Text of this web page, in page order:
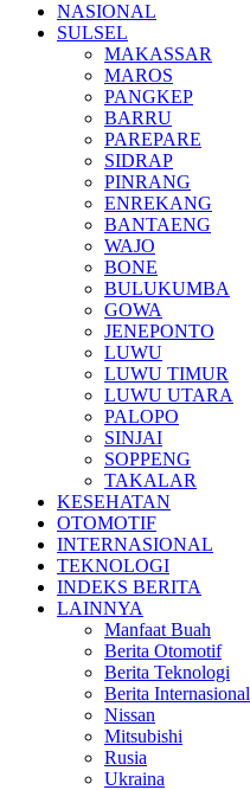
NASIONAL
SULSEL
MAKASSAR
MAROS
PANGKEP
BARRU
PAREPARE
SIDRAP
PINRANG
ENREKANG
BANTAENG
WAJO
BONE
BULUKUMBA
GOWA
JENEPONTO
LUWU
LUWU TIMUR
LUWU UTARA
PALOPO
SINJAI
SOPPENG
TAKALAR
KESEHATAN
OTOMOTIF
INTERNASIONAL
TEKNOLOGI
INDEKS BERITA
LAINNYA
Manfaat Buah
Berita Otomotif
Berita Teknologi
Berita Internasional
Nissan
Mitsubishi
Rusia
Ukraina